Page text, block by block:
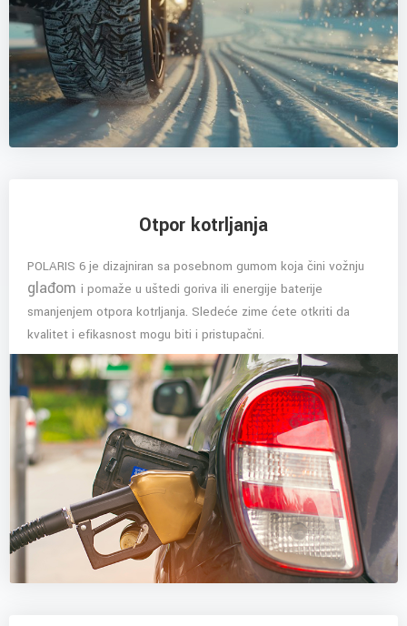
Otpor kotrljanja
POLARIS 6 je dizajniran sa posebnom gumom koja čini vožnju
glađom i pomaže u uštedi goriva ili energije baterije
smanjenjem otpora kotrljanja. Sledeće zime ćete otkriti da
kvalitet i efikasnost mogu biti i pristupačni.